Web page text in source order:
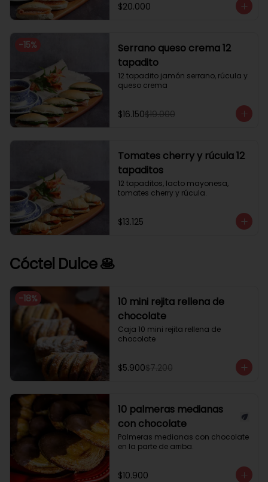
$20.000
-15%
Serrano queso crema 12
tapadito
12 tapadito jamón serrano, rúcula y
queso crema
$16.150$19.000
Tomates cherry y rúcula 12
tapaditos
12 tapaditos, lacto mayonesa,
tomates cherry y rúcula.
$13.125
Cóctel Dulce 🥞
-18%
10 mini rejita rellena de
chocolate
Caja 10 mini rejita rellena de
chocolate
$5.900$7.200
10 palmeras medianas
con chocolate
Palmeras medianas con chocolate
en la parte de arriba.
$10.900